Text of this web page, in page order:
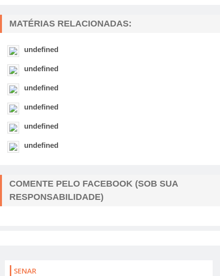
MATÉRIAS RELACIONADAS:
undefined
undefined
undefined
undefined
undefined
undefined
COMENTE PELO FACEBOOK (SOB SUA
RESPONSABILIDADE)
SENAR